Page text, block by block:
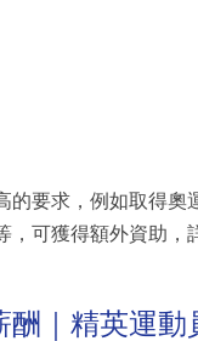
的要求，例如取得奧
，可獲得額外資助，
酬｜精英運動